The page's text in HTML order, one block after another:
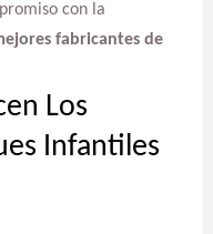
con la
fabricantes de
Los
Infantiles